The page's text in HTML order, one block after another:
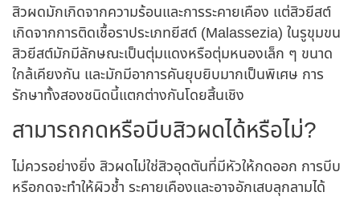
สิวผดมักเกิดจากความร้อนและการระคายเคือง แต่สิวยีสต์
เกิดจากการติดเชื้อราประเภทยีสต์ (Malassezia) ในรูขุมขน
สิวยีสต์มักมีลักษณะเป็นตุ่มแดงหรือตุ่มหนองเล็ก ๆ ขนาด
ใกล้เคียงกัน และมักมีอาการคันยุบยิบมากเป็นพิเศษ การ
รักษาทั้งสองชนิดนี้แตกต่างกันโดยสิ้นเชิง
สามารถกดหรือบีบสิวผดได้หรือไม่?
ไม่ควรอย่างยิ่ง สิวผดไม่ใช่สิวอุดตันที่มีหัวให้กดออก การบีบ
หรือกดจะทำให้ผิวช้ำ ระคายเคืองและอาจอักเสบลุกลามได้